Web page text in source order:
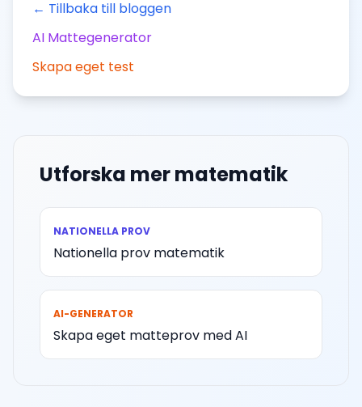
← Tillbaka till bloggen
AI Mattegenerator
Skapa eget test
Utforska mer matematik
NATIONELLA PROV
Nationella prov matematik
AI-GENERATOR
Skapa eget matteprov med AI